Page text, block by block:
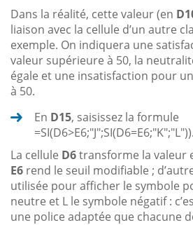
Dans la réalité, cette valeur (en
liaison avec la cellule d’un autre
exemple. On indiquera une
valeur supérieure à 50, la
égale et une insatisfaction pour
à 50.
En D15, saisissez la formule
=SI(D6>E6;"J";SI(D6=E6;"K";"L")).
La cellule D6transforme la valeur
E6 rend le seuil modifiable ;
utilisée pour afficher le symbole
neutre et L le symbole négatif :
une police adaptée que chacune